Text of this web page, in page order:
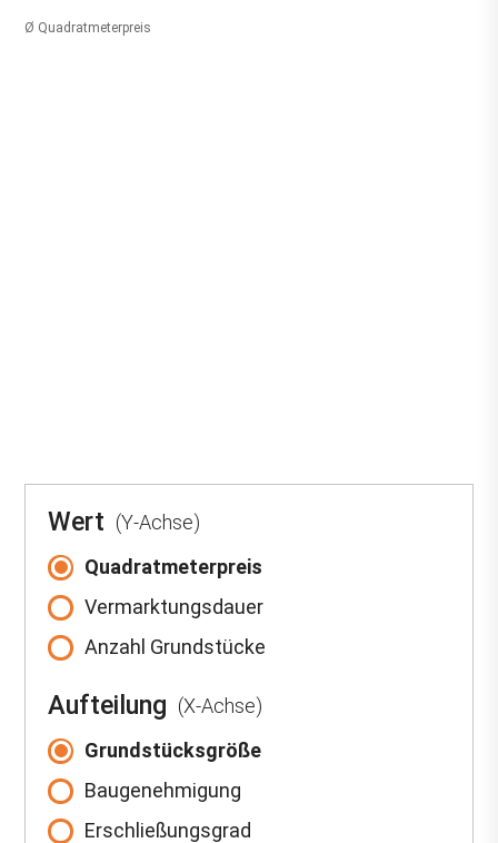
Ø Quadratmeterpreis
Wert (Y-Achse)
Quadratmeterpreis
Vermarktungsdauer
Anzahl Grundstücke
Aufteilung (X-Achse)
Grundstücksgröße
Baugenehmigung
Erschließungsgrad